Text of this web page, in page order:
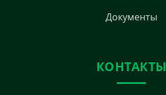
Документы
КОНТАКТЫ